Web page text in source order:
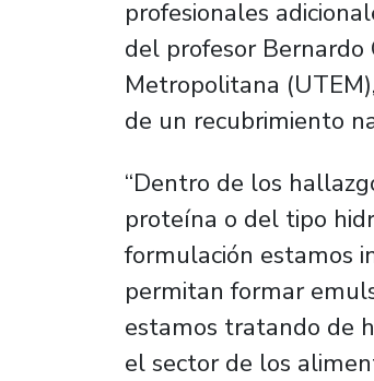
profesionales
del profesor Bernardo
Metropolitana
de un recubrimiento
“Dentro de los
proteína o del tipo
formulación estamos
permitan formar
estamos tratando de
el sector de los